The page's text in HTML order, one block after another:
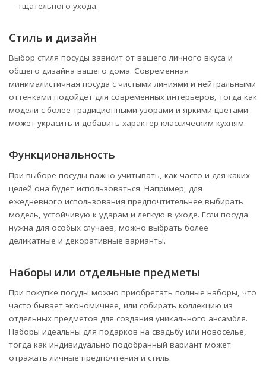
тщательного ухода.
Стиль и дизайн
Выбор стиля посуды зависит от вашего личного вкуса и
общего дизайна вашего дома. Современная
минималистичная посуда с чистыми линиями и нейтральными
оттенками подойдет для современных интерьеров, тогда как
модели с более традиционными узорами и яркими цветами
может украсить и добавить характер классическим кухням.
Функциональность
При выборе посуды важно учитывать, как часто и для каких
целей она будет использоваться. Например, для
ежедневного использования предпочтительнее выбирать
модель, устойчивую к ударам и легкую в уходе. Если посуда
нужна для особых случаев, можно выбрать более
деликатные и декоративные варианты.
Наборы или отдельные предметы
При покупке посуды можно приобретать полные наборы, что
часто бывает экономичнее, или собирать коллекцию из
отдельных предметов для создания уникального ансамбля.
Наборы идеальны для подарков на свадьбу или новоселье,
тогда как индивидуально подобранный вариант может
отражать личные предпочтения и стиль.